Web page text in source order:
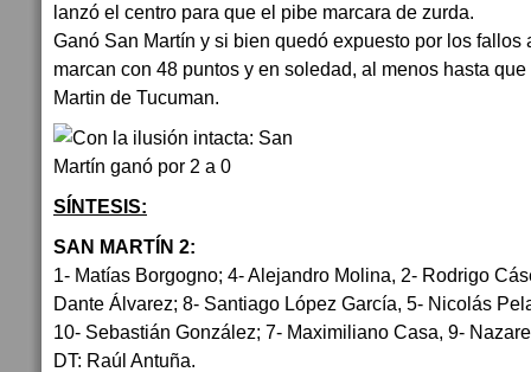
lanzó el centro para que el pibe marcara de zurda.
Ganó San Martín y si bien quedó expuesto por los fallos
marcan con 48 puntos y en soledad, al menos hasta
Martin de Tucuman.
SÍNTESIS:
SAN MARTÍN 2:
1- Matías Borgogno; 4- Alejandro Molina, 2- Rodrigo
Dante Álvarez; 8- Santiago López García, 5- Nicolás
10- Sebastián González; 7- Maximiliano Casa, 9-
DT: Raúl Antuña.